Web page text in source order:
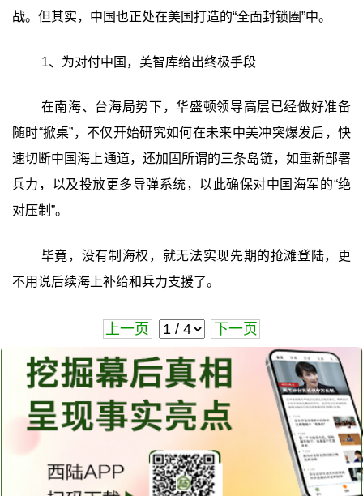
战。但其实，中国也正处在美国打造的“全面封锁圈”中。
1、为对付中国，美智库给出终极手段
在南海、台海局势下，华盛顿领导高层已经做好准备
随时“掀桌”，不仅开始研究如何在未来中美冲突爆发后，快
速切断中国海上通道，还加固所谓的三条岛链，如重新部署
兵力，以及投放更多导弹系统，以此确保对中国海军的“绝
对压制”。
毕竟，没有制海权，就无法实现先期的抢滩登陆，更
不用说后续海上补给和兵力支援了。
上一页 下一页